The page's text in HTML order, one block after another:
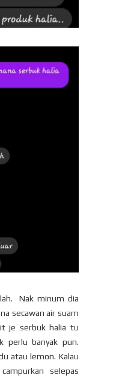
Nak minum dia
secawan air suam
je serbuk halia tu
perlu banyak pun.
atau lemon. Kalau
selepas